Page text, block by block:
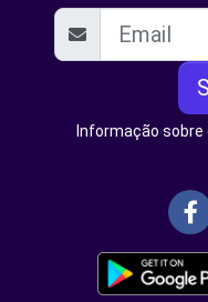
Informação